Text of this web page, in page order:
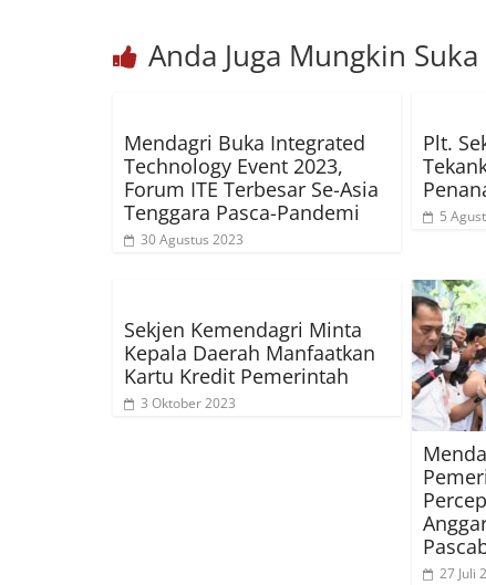
Anda Juga Mungkin Suka
Mendagri Buka Integrated
Technology Event 2023,
Forum ITE Terbesar Se-Asia
Tenggara Pasca-Pandemi
30 Agustus 2023
Plt.
5
Sekjen Kemendagri Minta
Kepala Daerah Manfaatkan
Kartu Kredit Pemerintah
3 Oktober 2023
27 Juli